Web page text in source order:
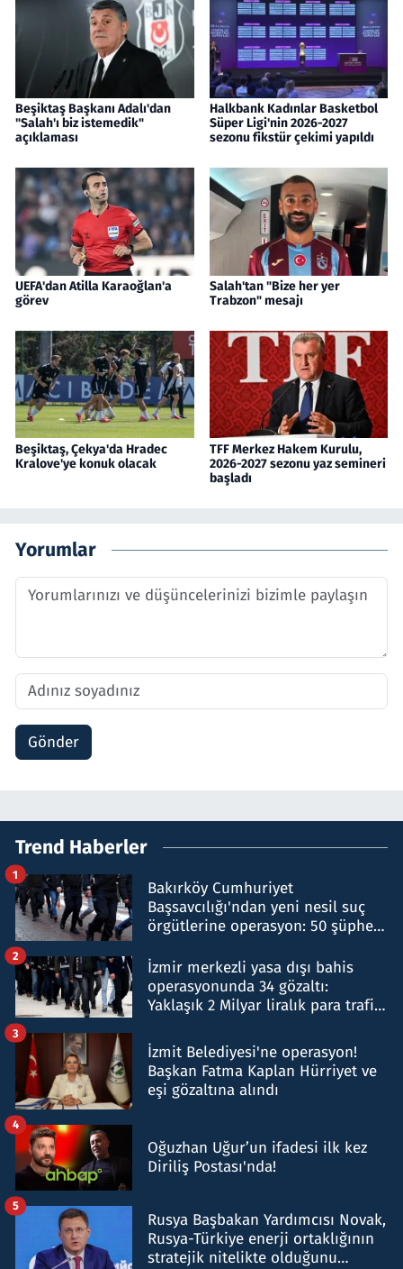
Beşiktaş Başkanı Adalı'dan
"Salah'ı biz istemedik"
açıklaması
Halkbank Kadınlar Basketbol
Süper Ligi'nin 2026-2027
sezonu fikstür çekimi yapıldı
UEFA'dan Atilla Karaoğlan'a
görev
Salah'tan "Bize her yer
Trabzon" mesajı
Beşiktaş, Çekya'da Hradec
Kralove'ye konuk olacak
TFF Merkez Hakem Kurulu,
2026-2027 sezonu yaz semineri
başladı
Yorumlar
Gönder
Trend Haberler
Bakırköy Cumhuriyet
Başsavcılığı'ndan yeni nesil suç
örgütlerine operasyon: 50 şüpheli
1
İzmir merkezli yasa dışı bahis
operasyonunda 34 gözaltı:
Yaklaşık 2 Milyar liralık para trafiği
2
İzmit Belediyesi'ne operasyon!
Başkan Fatma Kaplan Hürriyet ve
eşi gözaltına alındı
3
Oğuzhan Uğur’un ifadesi ilk kez
Diriliş Postası'nda!
4
Rusya Başbakan Yardımcısı Novak,
Rusya-Türkiye enerji ortaklığının
stratejik nitelikte olduğunu
5